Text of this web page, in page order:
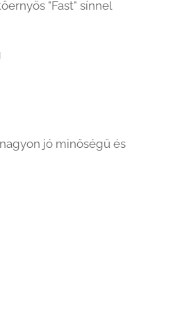
"Fast" sínnel
jó minőségű és